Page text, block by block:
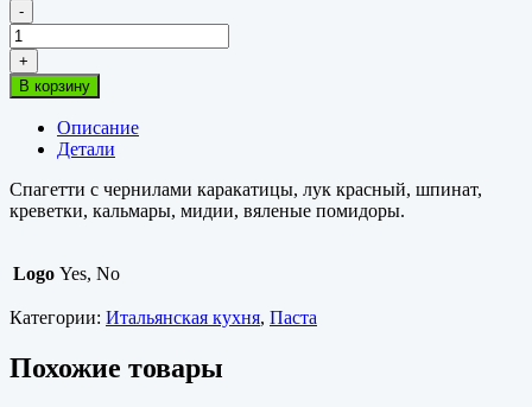
-
Количество
товара
Спагетти
с
морепродуктами
мариньер
+
В корзину
Описание
Детали
Спагетти с чернилами каракатицы, лук красный, шпинат,
креветки, кальмары, мидии, вяленые помидоры.
Logo Yes, No
Категории: Итальянская кухня, Паста
Похожие товары